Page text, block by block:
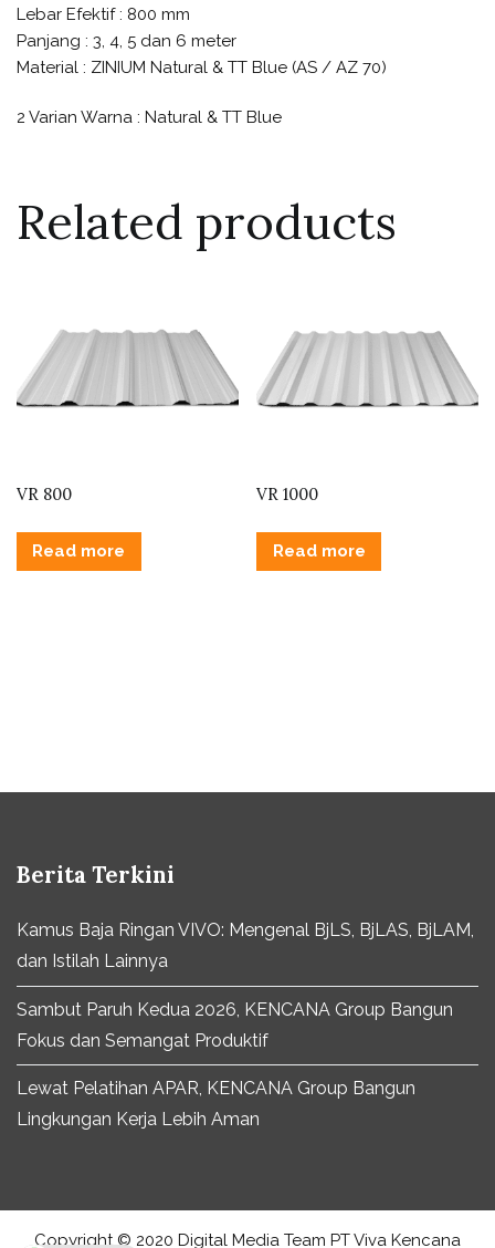
Lebar Efektif : 800 mm
Panjang : 3, 4, 5 dan 6 meter
Material : ZINIUM Natural & TT Blue (AS / AZ 70)
2 Varian Warna : Natural & TT Blue
Related products
VR 800
Read more
VR 1000
Read more
Berita Terkini
Kamus Baja Ringan VIVO: Mengenal BjLS, BjLAS, BjLAM,
dan Istilah Lainnya
Sambut Paruh Kedua 2026, KENCANA Group Bangun
Fokus dan Semangat Produktif
Lewat Pelatihan APAR, KENCANA Group Bangun
Lingkungan Kerja Lebih Aman
Copyright © 2020 Digital Media Team PT Viva Kencana